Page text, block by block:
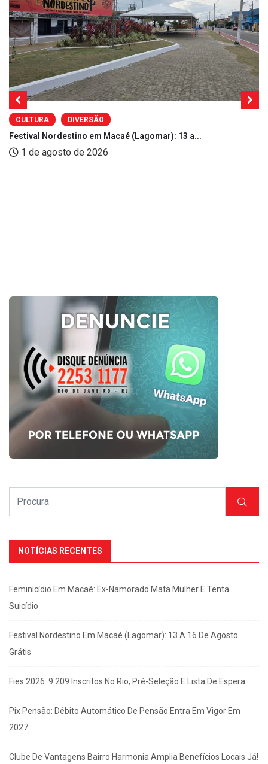
CULTURA DIVERSÃO
Festival Nordestino em Macaé (Lagomar): 13 a...
1 de agosto de 2026
NOTÍCIAS RECENTES
Feminicídio Em Macaé: Ex-Namorado Mata Mulher E Tenta
Suicídio
Festival Nordestino Em Macaé (Lagomar): 13 A 16 De Agosto
Grátis
Fies 2026: 9.209 Inscritos No Rio; Pré-Seleção E Lista De Espera
Pix Pensão: Débito Automático De Pensão Entra Em Vigor Em
2027
Clube De Vantagens Bairro Harmonia Amplia Benefícios Locais Já!